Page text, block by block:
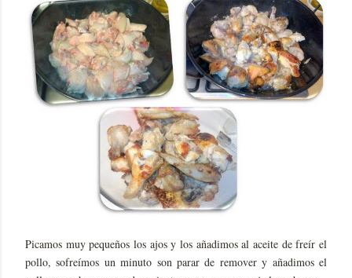
Picamos muy pequeños los ajos y los añadimos al aceite de freír el
pollo, sofreímos un minuto son parar de remover y añadimos el